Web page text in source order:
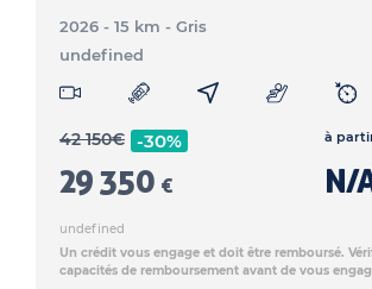
2026 - 15 km - Gris
undefined
42 150€ -30%
29 350 €
à
N/
undefined
Un crédit vous engage et doit être remboursé.
capacités de remboursement avant de vous